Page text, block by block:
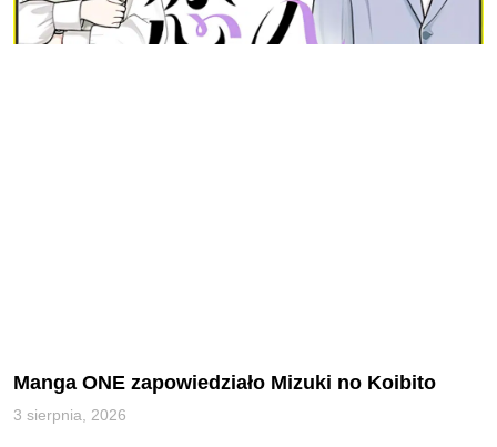
Manga ONE zapowiedziało Mizuki no Koibito
3 sierpnia, 2026